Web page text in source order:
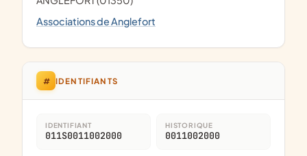
Associations de Anglefort
# IDENTIFIANTS
IDENTIFIANT
011S0011002000
HISTORIQUE
0011002000